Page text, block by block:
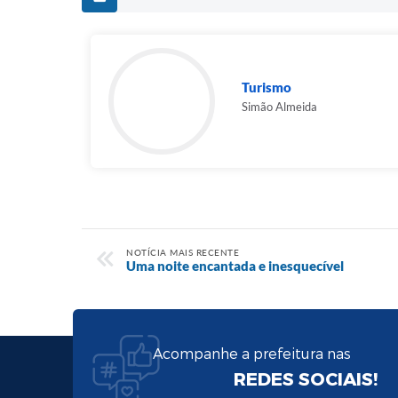
Turismo
Simão Almeida
NOTÍCIA MAIS RECENTE
Uma noite encantada e inesquecível
Acompanhe a prefeitura nas
REDES SOCIAIS!